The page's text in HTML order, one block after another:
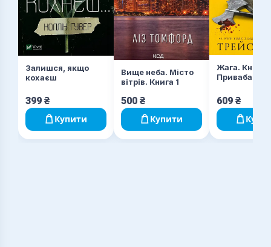
Залишся, якщо
кохаєш
399 ₴
Купити
Вище неба. Місто
вітрів. Книга 1
500 ₴
Купити
Жага. Книга
Приваба
609 ₴